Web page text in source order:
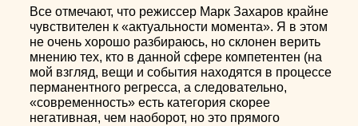
Bсе отмечают, что режиссер Марк Захаров крайне
чувствителен к «актуальности момента». Я в этом
не очень хорошо разбираюсь, но склонен верить
мнению тех, кто в данной сфере компетентен (на
мой взгляд, вещи и события находятся в процессе
перманентного регресса, а следовательно,
«современность» есть категория скорее
негативная, чем наоборот, но это прямого